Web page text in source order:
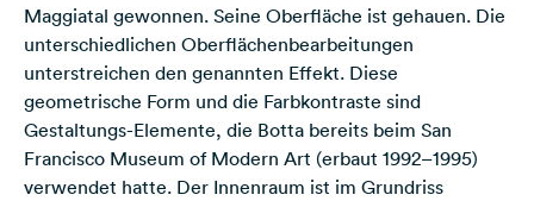
Maggiatal gewonnen. Seine Oberfläche ist gehauen. Die
unterschiedlichen Oberflächenbearbeitungen
unterstreichen den genannten Effekt. Diese
geometrische Form und die Farbkontraste sind
Gestaltungs-Elemente, die Botta bereits beim San
Francisco Museum of Modern Art (erbaut 1992–1995)
verwendet hatte. Der Innenraum ist im Grundriss